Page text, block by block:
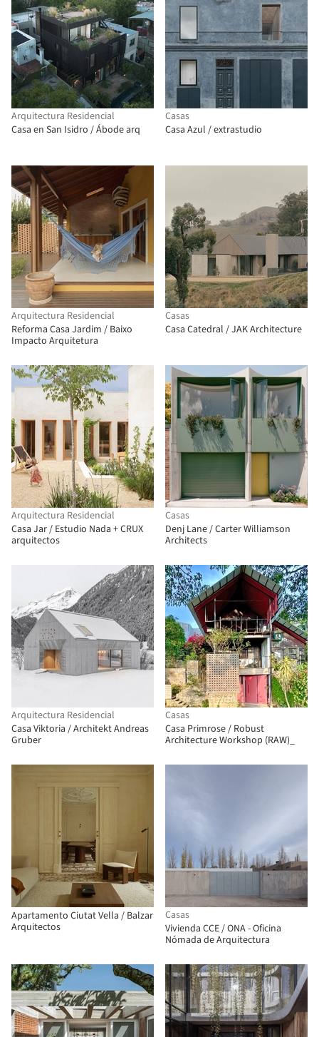
Arquitectura Residencial
Casa en San Isidro / Ábode arq
Casas
Casa Azul / extrastudio
Arquitectura Residencial
Reforma Casa Jardim / Baixo
Impacto Arquitetura
Casas
Casa Catedral / JAK Architecture
Arquitectura Residencial
Casa Jar / Estudio Nada + CRUX
arquitectos
Casas
Denj Lane / Carter Williamson
Architects
Arquitectura Residencial
Casa Viktoria / Architekt Andreas
Gruber
Casas
Casa Primrose / Robust
Architecture Workshop (RAW)_
Apartamento Ciutat Vella / Balzar
Arquitectos
Casas
Vivienda CCE / ONA - Oficina
Nómada de Arquitectura